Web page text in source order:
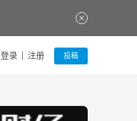
登录 注册 投稿